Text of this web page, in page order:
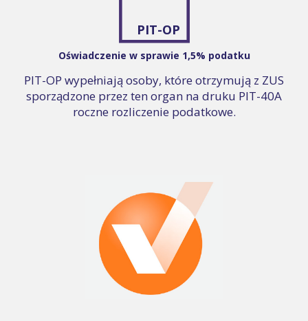
PIT-OP
Oświadczenie w sprawie 1,5% podatku
PIT-OP wypełniają osoby, które otrzymują z ZUS
sporządzone przez ten organ na druku PIT-40A
roczne rozliczenie podatkowe.